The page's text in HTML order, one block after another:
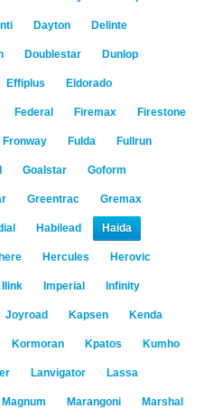
Dayton Delinte
Doublestar Dunlop
Effiplus Eldorado
Federal Firemax Firestone
Fronway Fulda Fullrun
Goalstar Goform
Greentrac Gremax
Habilead Haida
Hercules Herovic
Ilink Imperial Infinity
Joyroad Kapsen Kenda
Kormoran Kpatos Kumho
Lanvigator Lassa
Magnum Marangoni Marshal